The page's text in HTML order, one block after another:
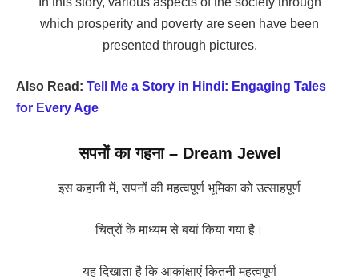
which prosperity and poverty are seen have been
presented through pictures.
Also Read: Tell Me a Story in Hindi: Engaging Tales
for Every Age
सपनों का गहना – Dream Jewel
इस कहानी में, सपनों की महत्वपूर्ण भूमिका को उत्साहपूर्ण
चित्रों के माध्यम से बयां किया गया है।
यह दिखाता है कि आकांक्षाएं कितनी महत्वपूर्ण